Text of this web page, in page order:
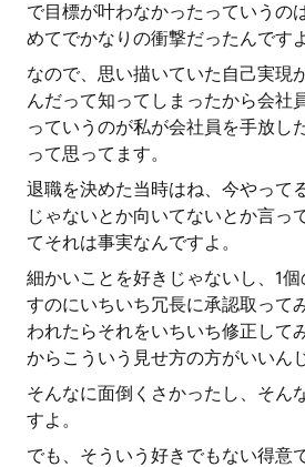
で目標が叶わなかったっていうの
めてでかなりの衝撃だったんです
なので、思い描いていた自己実現
んだって知ってしまったから会社
っていうのが私が会社員を手放し
って思ってます。
退職を決めた当時はね、今やって
じゃないとか向いてないとか言っ
てそれは事実なんですよ。
細かいことを好きじゃないし、1
すのにいちいち冗長に承認取って
われたらそれをいちいち修正して
からこういう見せ方の方がいいん
そんなに面倒くさかったし、そん
すよ。
でも、そういう好きでもない得意